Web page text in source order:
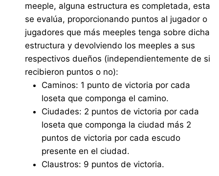
meeple, alguna estructura es completada, esta
se evalúa, proporcionando puntos al jugador o
jugadores que más meeples tenga sobre dicha
estructura y devolviendo los meeples a sus
respectivos dueños (independientemente de si
recibieron puntos o no):
Caminos: 1 punto de victoria por cada
loseta que componga el camino.
Ciudades: 2 puntos de victoria por cada
loseta que componga la ciudad más 2
puntos de victoria por cada escudo
presente en el ciudad.
Claustros: 9 puntos de victoria.